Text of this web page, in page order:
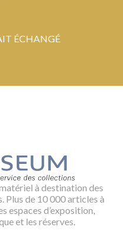
ÉCHANGÉ
à destination des
Plus de 10 000 articles à
espaces d’exposition,
et les réserves.